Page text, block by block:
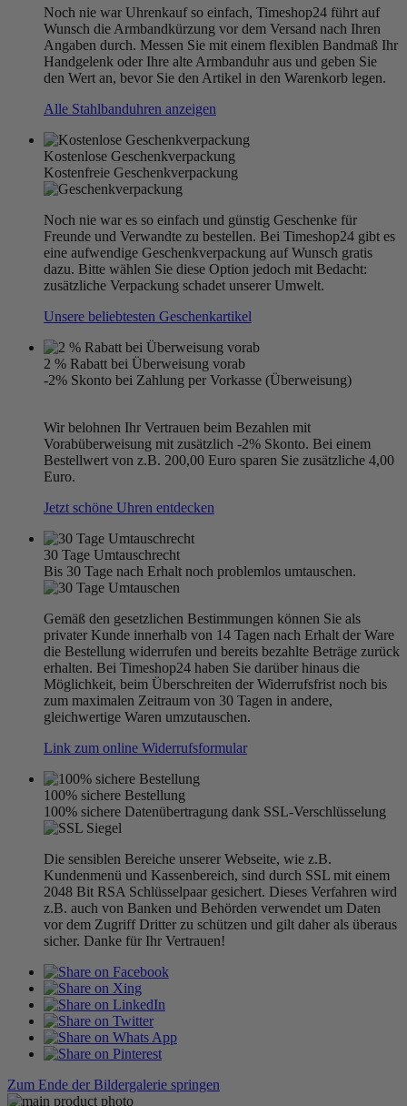
Noch nie war Uhrenkauf so einfach, Timeshop24 führt auf
Wunsch die Armbandkürzung vor dem Versand nach Ihren
Angaben durch. Messen Sie mit einem flexiblen Bandmaß Ihr
Handgelenk oder Ihre alte Armbanduhr aus und geben Sie
den Wert an, bevor Sie den Artikel in den Warenkorb legen.
Alle Stahlbanduhren anzeigen
Kostenlose Geschenkverpackung
Kostenfreie Geschenkverpackung
Noch nie war es so einfach und günstig Geschenke für
Freunde und Verwandte zu bestellen. Bei Timeshop24 gibt es
eine aufwendige Geschenkverpackung auf Wunsch gratis
dazu. Bitte wählen Sie diese Option jedoch mit Bedacht:
zusätzliche Verpackung schadet unserer Umwelt.
Unsere beliebtesten Geschenkartikel
2 % Rabatt bei Überweisung vorab
-2% Skonto bei Zahlung per Vorkasse (Überweisung)
Wir belohnen Ihr Vertrauen beim Bezahlen mit
Vorabüberweisung mit zusätzlich -2% Skonto. Bei einem
Bestellwert von z.B. 200,00 Euro sparen Sie zusätzliche 4,00
Euro.
Jetzt schöne Uhren entdecken
30 Tage Umtauschrecht
Bis 30 Tage nach Erhalt noch problemlos umtauschen.
Gemäß den gesetzlichen Bestimmungen können Sie als
privater Kunde innerhalb von 14 Tagen nach Erhalt der Ware
die Bestellung widerrufen und bereits bezahlte Beträge zurück
erhalten. Bei Timeshop24 haben Sie darüber hinaus die
Möglichkeit, beim Überschreiten der Widerrufsfrist noch bis
zum maximalen Zeitraum von 30 Tagen in andere,
gleichwertige Waren umzutauschen.
Link zum online Widerrufsformular
100% sichere Bestellung
100% sichere Datenübertragung dank SSL-Verschlüsselung
Die sensiblen Bereiche unserer Webseite, wie z.B.
Kundenmenü und Kassenbereich, sind durch SSL mit einem
2048 Bit RSA Schlüsselpaar gesichert. Dieses Verfahren wird
z.B. auch von Banken und Behörden verwendet um Daten
vor dem Zugriff Dritter zu schützen und gilt daher als überaus
sicher. Danke für Ihr Vertrauen!
Zum Ende der Bildergalerie springen